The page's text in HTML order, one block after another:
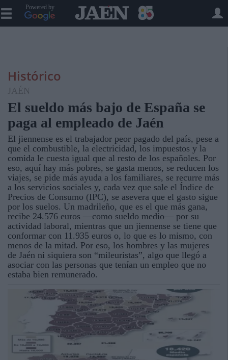
Powered by
Histórico
JAÉN
El sueldo más bajo de España se
paga al empleado de Jaén
El jiennense es el trabajador peor pagado del país, pese a
que el combustible, la electricidad, los impuestos y la
comida le cuesta igual que al resto de los españoles. Por
eso, aquí hay más pobres, se gasta menos, se reducen los
viajes, se pide más ayuda a los familiares, se recurre más
a los servicios sociales y, cada vez que sale el Índice de
Precios de Consumo (IPC), se asevera que el gasto sigue
por los suelos. Un madrileño, que es el que más gana,
recibe 24.576 euros —como sueldo medio— por su
actividad laboral, mientras que un jiennense se tiene que
conformar con 11.935 euros o, lo que es lo mismo, con
menos de la mitad. Por eso, los hombres y las mujeres
de Jaén ni siquiera son “mileuristas”, algo que llegó a
asociar con las personas que tenían un empleo que no
estaba bien remunerado.